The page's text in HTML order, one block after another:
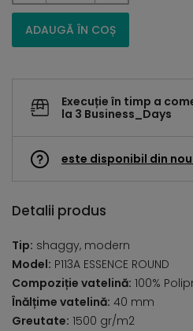
ADAUGĂ ÎN COȘ
Execuție în timp a
la 3 Business_Days
este disponibil din
Detalii produs
Tip: shaggy, modern
Model: P113A ESSENCE ROUND
Compoziție vatelină: 100%
Înălțime vatelină: 40 mm
Greutate: 1500 gr/m2